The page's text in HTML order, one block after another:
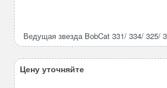
331/
Ведущая звезда BobCat 331/ 334/ 325/
Цену уточняйте